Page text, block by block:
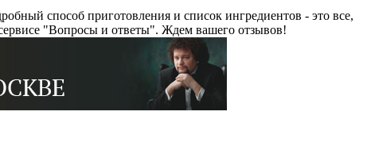
способ приготовления и список ингредиентов - это все,
"Вопросы и ответы". Ждем вашего отзывов!